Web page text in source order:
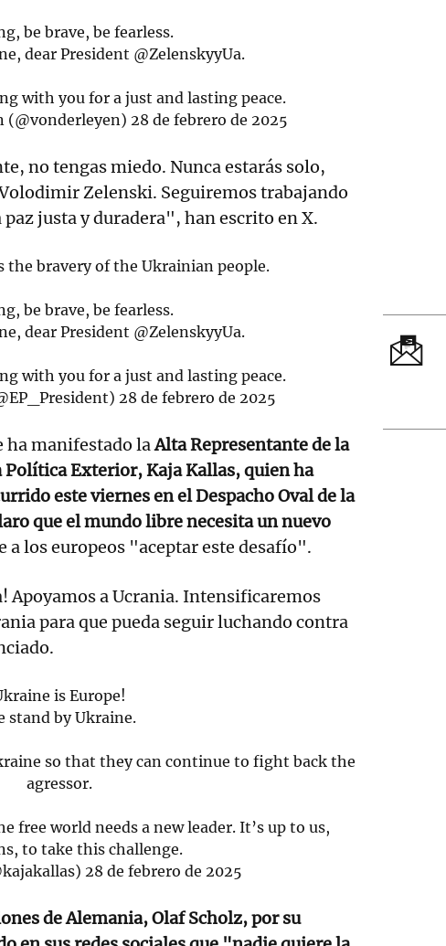
be brave, be fearless.
dear President @ZelenskyyUa.
with you for a just and lasting peace.
(@vonderleyen)28 de febrero de 2025
no tengas miedo. Nunca estarás solo,
Zelenski. Seguiremos trabajando
paz justa y duradera", han escrito en X.
the bravery of the Ukrainian people.
be brave, be fearless.
dear President @ZelenskyyUa.
with you for a just and lasting peace.
28 de febrero de 2025
ha manifestado laAlta Representante de la
Política Exterior, Kaja Kallas, quien ha
este viernes en el Despacho Oval de la
que el mundo libre necesita un nuevo
a los europeos "aceptar este desafío".
Apoyamos a Ucrania. Intensificaremos
para que pueda seguir luchando contra
is Europe!
stand by Ukraine.
so that they can continue to fight back the
agressor.
free world needs a new leader. It’s up to us,
to take this challenge.
28 de febrero de 2025
de Alemania, Olaf Scholz, por su